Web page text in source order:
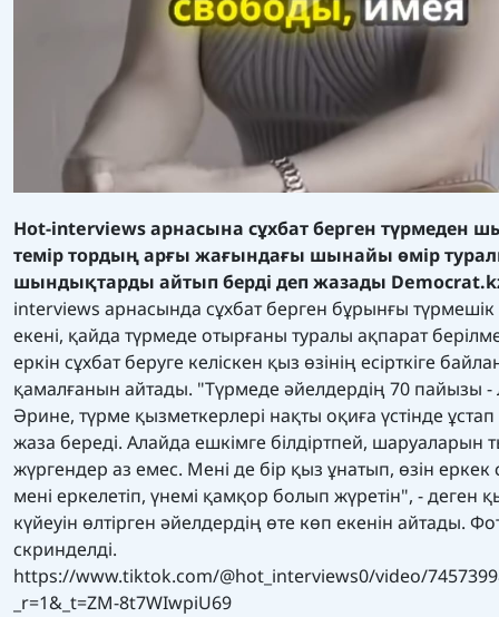
Hot-interviews арнасына сұхбат берген түрмеден
темір тордың арғы жағындағы шынайы өмір
шындықтарды айтып берді деп жазады
interviews арнасында сұхбат берген бұрынғы
екені, қайда түрмеде отырғаны туралы ақпарат
еркін сұхбат беруге келіскен қыз өзінің есірткіге
қамалғанын айтады. "Түрмеде әйелдердің 70 пайызы -
Әрине, түрме қызметкерлері нақты оқиға үстінде
жаза береді. Алайда ешкімге білдіртпей, шаруаларын
жүргендер аз емес. Мені де бір қыз ұнатып, өзін еркек
мені еркелетіп, үнемі қамқор болып жүретін", - деген
күйеуін өлтірген әйелдердің өте көп екенін айтады.
скринделді.
https://www.tiktok.com/@hot_interviews0/video/
_r=1&_t=ZM-8t7WIwpiU69